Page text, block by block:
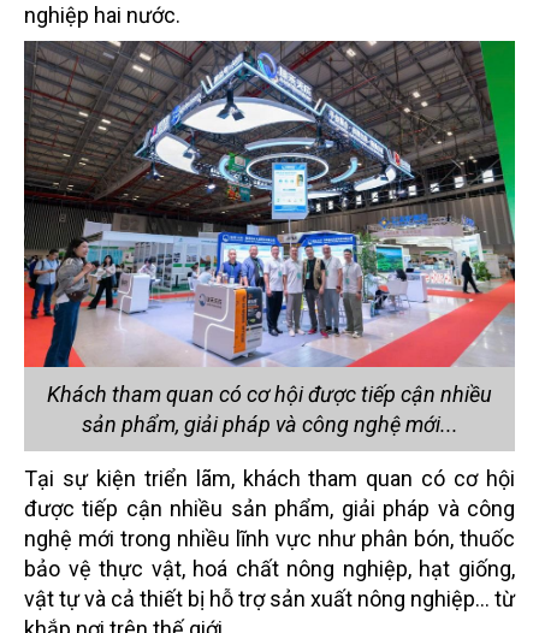
nghiệp hai nước.
Khách tham quan có cơ hội được tiếp cận nhiều
sản phẩm, giải pháp và công nghệ mới...
Tại sự kiện triển lãm, khách tham quan có cơ hội
được tiếp cận nhiều sản phẩm, giải pháp và công
nghệ mới trong nhiều lĩnh vực như phân bón, thuốc
bảo vệ thực vật, hoá chất nông nghiệp, hạt giống,
vật tự và cả thiết bị hỗ trợ sản xuất nông nghiệp… từ